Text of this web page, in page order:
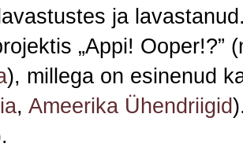
ja
„Appi!
), millega on esinenud
, Ameerika Ühendriigid